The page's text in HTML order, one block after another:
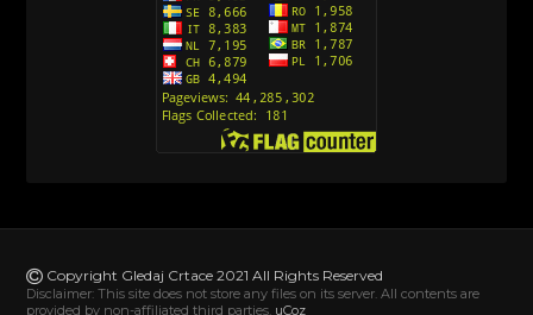
Ajkuca (Sharkdog) Sinhronizovano na Srpski
Alvin i veverice (Alvinnn!!! And the Chipmunks)
Sinhronizovano na Srpski
[78]
Copyright Gledaj Crtace 2021 All Rights Reserved
Disclaimer: This site does not store any files on its server. All contents are
provided by non-affiliated third parties. uCoz